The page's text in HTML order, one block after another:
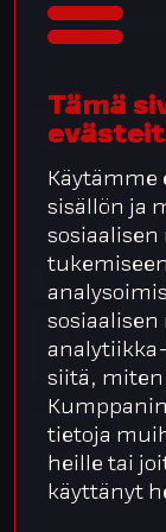
Tämä
Käytämme
sisällön ja
sosiaalisen
siitä, miten
tietoja
heille tai
käyttänyt
Tunne äly
30.9.2026